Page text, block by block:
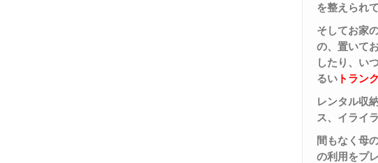
を整えられ
そしてお家
の、置いて
したり、い
るい トラン
レンタル収
ス、イライ
間もなく母
の利用をプ